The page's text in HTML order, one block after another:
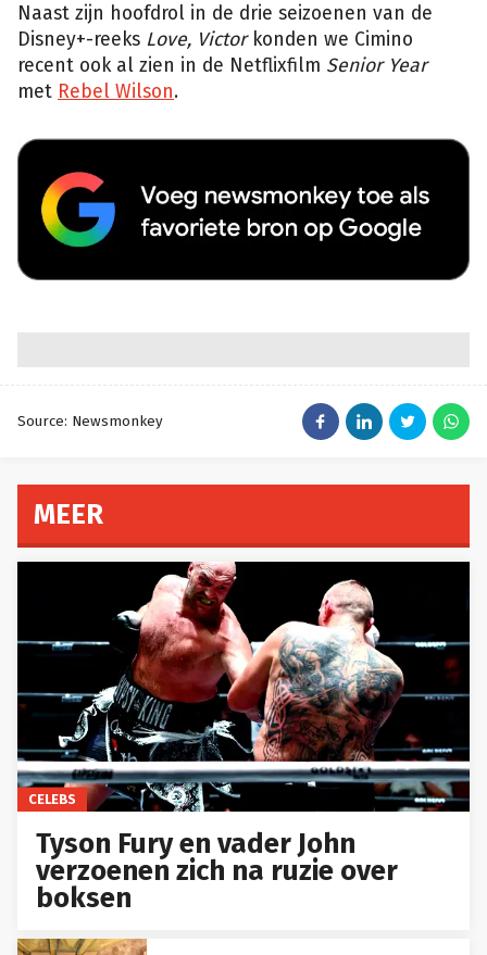
Naast zijn hoofdrol in de drie seizoenen van de
Disney+-reeks Love, Victorkonden we Cimino
recent ook al zien in de Netflixfilm Senior Year
met Rebel Wilson.
Source: Newsmonkey
MEER
CELEBS
Tyson Fury en vader John
verzoenen zich na ruzie over
boksen